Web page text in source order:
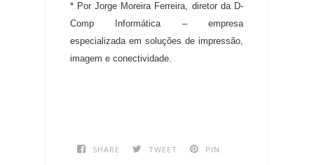
* Por Jorge Moreira Ferreira, diretor da D-
Comp Informática – empresa
especializada em soluções de impressão,
imagem e conectividade.
SHARE TWEET PIN